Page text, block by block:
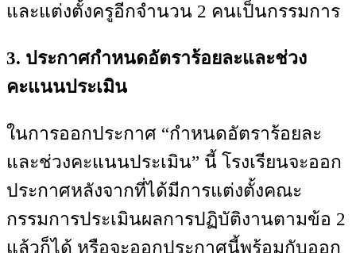
และแต่งตั้งครูอีกจำนวน 2 คนเป็นกรรมการ
3. ประกาศกำหนดอัตราร้อยละและช่วง
คะแนนประเมิน
ในการออกประกาศ “กำหนดอัตราร้อยละ
และช่วงคะแนนประเมิน” นี้ โรงเรียนจะออก
ประกาศหลังจากที่ได้มีการแต่งตั้งคณะ
กรรมการประเมินผลการปฏิบัติงานตามข้อ 2
แล้วก็ได้ หรือจะออกประกาศนี้พร้อมกับออก